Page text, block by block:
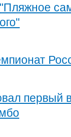
"Пляжное
первый